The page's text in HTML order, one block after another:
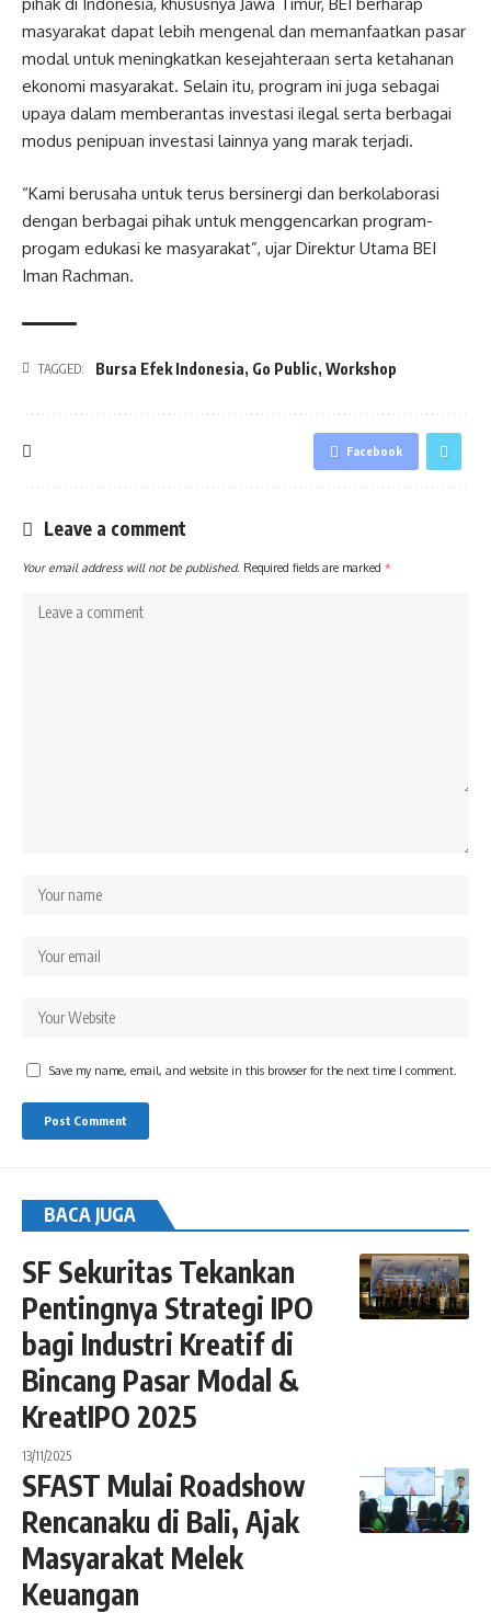
masyarakat dapat lebih mengenal dan memanfaatkan pasar
modal untuk meningkatkan kesejahteraan serta ketahanan
ekonomi masyarakat. Selain itu, program ini juga sebagai
upaya dalam memberantas investasi ilegal serta berbagai
modus penipuan investasi lainnya yang marak terjadi.
“Kami berusaha untuk terus bersinergi dan berkolaborasi
dengan berbagai pihak untuk menggencarkan program-
progam edukasi ke masyarakat”, ujar Direktur Utama BEI
Iman Rachman.
TAGGED: Bursa Efek Indonesia, Go Public, Workshop
Facebook
Leave a comment
Your email address will not be published. Required fields are marked *
Save my name, email, and website in this browser for the next time I comment.
BACA JUGA
SF Sekuritas Tekankan
Pentingnya Strategi IPO
bagi Industri Kreatif di
Bincang Pasar Modal &
KreatIPO 2025
13/11/2025
SFAST Mulai Roadshow
Rencanaku di Bali, Ajak
Masyarakat Melek
Keuangan